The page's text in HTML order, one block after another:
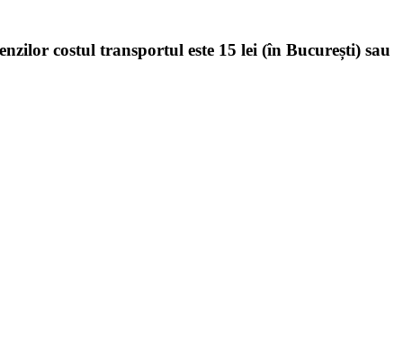
costul transportul este 15 lei (în București) sau